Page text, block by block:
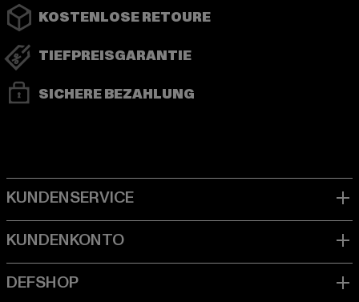
KOSTENLOSE RETOURE
TIEFPREISGARANTIE
SICHERE BEZAHLUNG